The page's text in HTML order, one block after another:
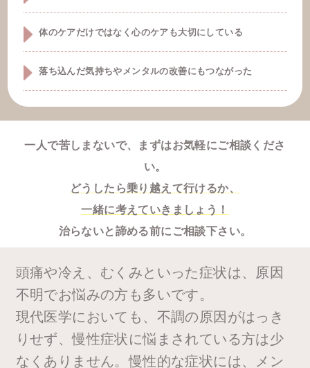
体のケアだけではなく心のケアも大切にしている
落ち込んだ気持ちやメンタルの改善にもつながった
一人で苦しまないで、まずはお気軽にご相談くださ
い。
どうしたら乗り越えて行けるか、
一緒に考えていきましょう！
治らないと諦める前にご相談下さい。
頭痛や冷え、むくみといった症状は、原因
不明でお悩みの方も多いです。
現代医学においても、不調の原因がはっき
りせず、慢性症状に悩まされている方は少
なくありません。慢性的な症状には、メン